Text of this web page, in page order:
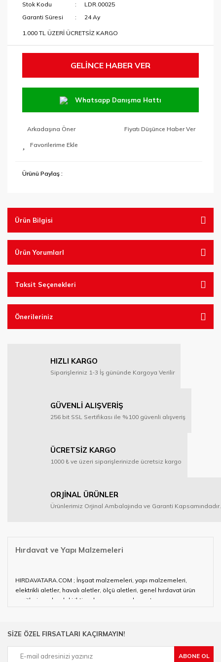
Stok Kodu
LDR.00025
Garanti Süresi
24 Ay
1.000 TL ÜZERİ ÜCRETSİZ KARGO
GELİNCE HABER VER
Whatsapp Danışma Hattı
Arkadaşına Öner Fiyatı Düşünce Haber Ver
Ürünü Paylaş :
Ürün Bilgisi
Ürün YorumlarI
Taksit Seçenekleri
Önerileriniz
HIZLI KARGO
Siparişleriniz 1-3 İş gününde Kargoya Verilir
GÜVENLİ ALIŞVERİŞ
256 bit SSL Sertifikası ile %100 güvenli alışveriş
ÜCRETSİZ KARGO
1000 ₺ ve üzeri siparişlerinizde ücretsiz kargo
ORJİNAL ÜRÜNLER
Ürünlerimiz Orjinal Ambalajında ve Garanti Kapsamındadır.
Hırdavat ve Yapı Malzemeleri
HIRDAVATARA.COM ; İnşaat malzemeleri, yapı malzemeleri,
elektrikli aletler, havalı aletler, ölçü aletleri, genel hırdavat ürün
çeşitleri ve alandaki ihtiyaçlarınızın neredeyse tamamını
çalışan HIRDAVATARA.COM geniş ürün yelpazesi ile siz değerli
Ülkemizde özellikle gelişen sanayi, inşaat ve fabrikalaşma
SİZE ÖZEL FIRSATLARI KAÇIRMAYIN!
ABONE OL